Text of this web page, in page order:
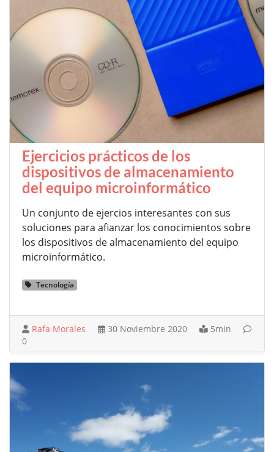
Ejercicios prácticos de los
dispositivos de almacenamiento
del equipo microinformático
Un conjunto de ejercios interesantes con sus
soluciones para afianzar los conocimientos sobre
los dispositivos de almacenamiento del equipo
microinformático.
Tecnología
Rafa Morales 30 Noviembre 2020
5min
0